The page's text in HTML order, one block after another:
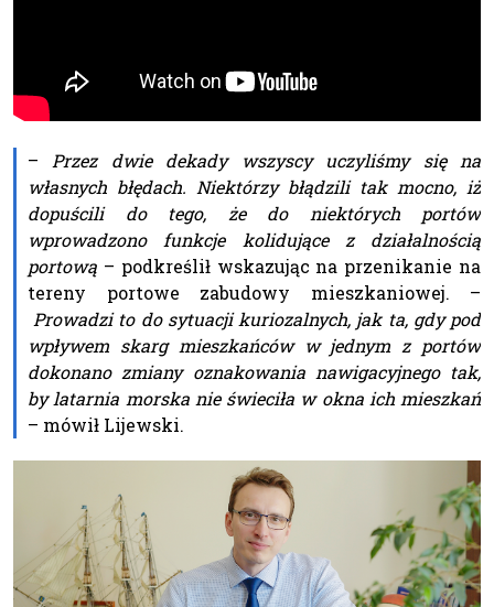
– Przez dwie dekady wszyscy uczyliśmy się na
własnych błędach. Niektórzy błądzili tak mocno, iż
dopuścili do tego, że do niektórych portów
wprowadzono funkcje kolidujące z działalnością
portową – podkreślił wskazując na przenikanie na
tereny portowe zabudowy mieszkaniowej. –
Prowadzi to do sytuacji kuriozalnych, jak ta, gdy pod
wpływem skarg mieszkańców w jednym z portów
dokonano zmiany oznakowania nawigacyjnego tak,
by latarnia morska nie świeciła w okna ich mieszkań
– mówił Lijewski.